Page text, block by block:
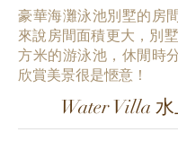
豪華海灘泳池別墅的房
來說房間面積更大，別
方米的游泳池，休閒時
欣賞美景很是愜意！
Water Villa